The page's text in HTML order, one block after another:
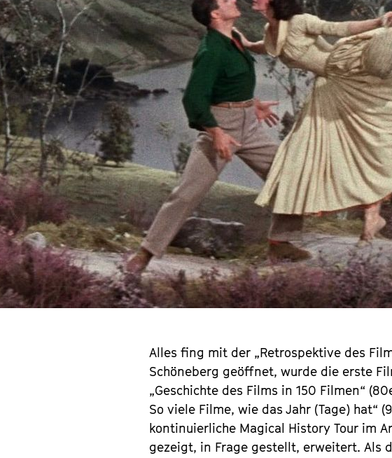
Alles fing mit der „Retrospektive des
Schöneberg geöffnet, wurde die erste
„Geschichte des Films in 150 Filmen“
So viele Filme, wie das Jahr (Tage) hat“
kontinuierliche Magical History Tour im
gezeigt, in Frage gestellt, erweitert. Als